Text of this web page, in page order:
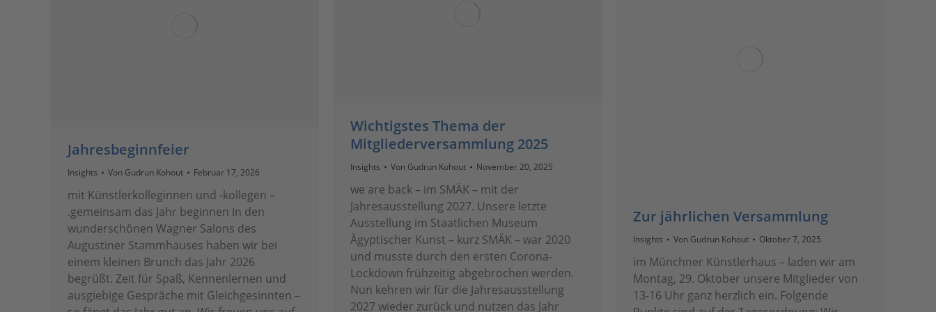
Jahresbeginnfeier
Insights Von Gudrun Kohout Februar 17, 2026
mit Künstlerkolleginnen und -kollegen –
.gemeinsam das Jahr beginnen In den
wunderschönen Wagner Salons des
Augustiner Stammhauses haben wir bei
einem kleinen Brunch das Jahr 2026
begrüßt. Zeit für Spaß, Kennenlernen und
ausgiebige Gespräche mit Gleichgesinnten –
Wichtigstes Thema der
Mitgliederversammlung 2025
Insights Von Gudrun Kohout November 20, 2025
we are back – im SMÄK – mit der
Jahresausstellung 2027. Unsere letzte
Ausstellung im Staatlichen Museum
Ägyptischer Kunst – kurz SMÄK – war 2020
und musste durch den ersten Corona-
Lockdown frühzeitig abgebrochen werden.
Nun kehren wir für die Jahresausstellung
2027 wieder zurück und nutzen das Jahr
Zur jährlichen Versammlung
Insights Von Gudrun Kohout Oktober 7, 2025
im Münchner Künstlerhaus – laden wir am
Montag, 29. Oktober unsere Mitglieder von
13-16 Uhr ganz herzlich ein. Folgende